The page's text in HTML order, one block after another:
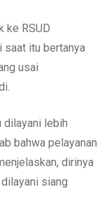
ke RSUD
saat itu bertanya
usai
dilayani lebih
bahwa pelayanan
dirinya
siang